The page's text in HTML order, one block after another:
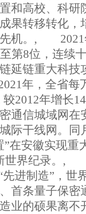
和高校、科研
果转移转化，
先机。, 2021
第8位，连续
延链重大科技
年，全省
较2012年增
通信城域网在
际干线网。同
在安徽实现重
世界纪录。,
进制造”，世
首条量子保密
业的硕果离不